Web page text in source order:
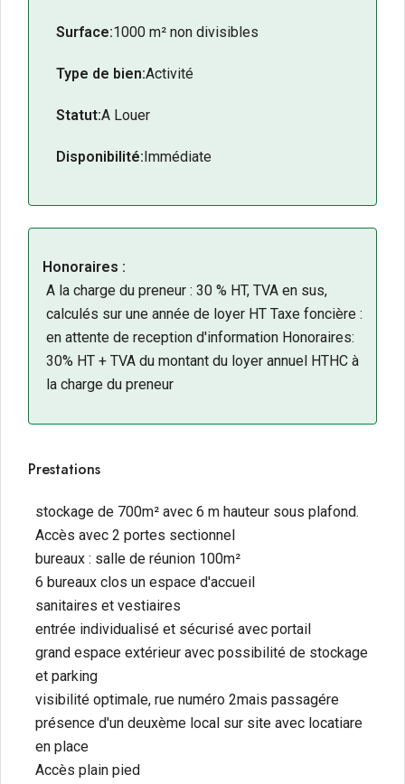
Surface:1000 m² non divisibles
Type de bien:Activité
Statut:A Louer
Disponibilité:Immédiate
Honoraires :
A la charge du preneur : 30 % HT, TVA en sus,
calculés sur une année de loyer HT Taxe foncière :
en attente de reception d'information Honoraires:
30% HT + TVA du montant du loyer annuel HTHC à
la charge du preneur
Prestations
stockage de 700m² avec 6 m hauteur sous plafond.
Accès avec 2 portes sectionnel
bureaux : salle de réunion 100m²
6 bureaux clos un espace d'accueil
sanitaires et vestiaires
entrée individualisé et sécurisé avec portail
grand espace extérieur avec possibilité de stockage
et parking
visibilité optimale, rue numéro 2mais passagére
présence d'un deuxème local sur site avec locatiare
en place
Accès plain pied